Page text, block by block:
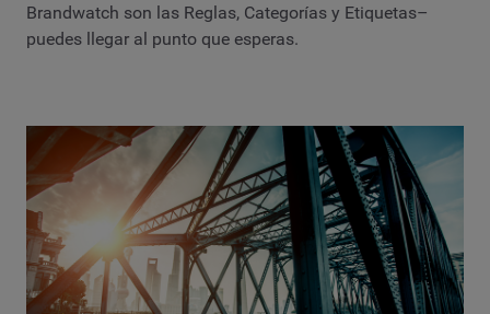
Brandwatch son las Reglas, Categorías y Etiquetas–
puedes llegar al punto que esperas.